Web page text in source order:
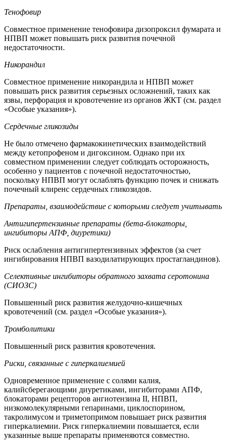
Тенофовир
Совместное применение тенофовира дизопроксил фумарата и
НПВП может повышать риск развития почечной
недостаточности.
Никорандил
Совместное применение никорандила и НПВП может
повышать риск развития серьезных осложнений, таких как
язвы, перфорация и кровотечение из органов ЖКТ (см. раздел
«Особые указания»).
Сердечные гликозиды
Не было отмечено фармакокинетических взаимодействий
между кетопрофеном и дигоксином. Однако при их
совместном применении следует соблюдать осторожность,
особенно у пациентов с почечной недостаточностью,
поскольку НПВП могут ослаблять функцию почек и снижать
почечный клиренс сердечных гликозидов.
Препараты, взаимодействие с которыми следует учитывать
Антигипертензивные препараты (бета-блокаторы,
ингибиторы АПФ, диуретики)
Риск ослабления антигипертензивных эффектов (за счет
ингибирования НПВП вазодилатирующих простагландинов).
Селективные ингибиторы обратного захвата серотонина
(СИОЗС)
Повышенный риск развития желудочно-кишечных
кровотечений (см. раздел «Особые указания»).
Тромболитики
Повышенный риск развития кровотечения.
Риски, связанные с гиперкалиемией
Одновременное применение с солями калия,
калийсберегающими диуретиками, ингибиторами АПФ,
блокаторами рецепторов ангиотензина II, НПВП,
низкомолекулярными гепаринами, циклоспорином,
такролимусом и триметопримом повышает риск развития
гиперкалиемии. Риск гиперкалиемии повышается, если
указанные выше препараты применяются совместно.